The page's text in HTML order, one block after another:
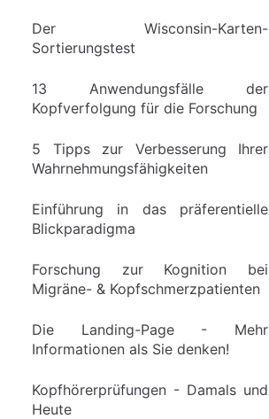
Der Wisconsin-Karten-
Sortierungstest
13 Anwendungsfälle der
Kopfverfolgung für die Forschung
5 Tipps zur Verbesserung Ihrer
Wahrnehmungsfähigkeiten
Einführung in das präferentielle
Blickparadigma
Forschung zur Kognition bei
Migräne- & Kopfschmerzpatienten
Die Landing-Page - Mehr
Informationen als Sie denken!
Kopfhörerprüfungen - Damals und
Heute